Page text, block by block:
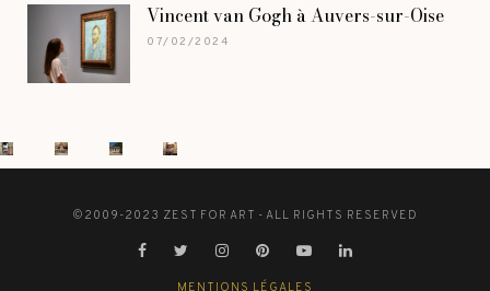
Vincent van Gogh à Auvers-sur-Oise
07/02/2024
©2009-2023 ZEST FOR ART - ALL RIGHTS RESERVED